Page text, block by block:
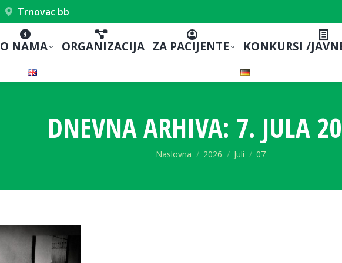
Trnovac bb
O NAMA ORGANIZACIJA ZA PACIJENTE KONKURSI /
DNEVNA ARHIVA: 7. JULA
You are here:
Naslovna 2026 Juli 07